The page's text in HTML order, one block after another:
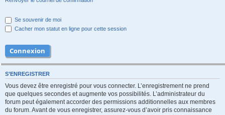
Se souvenir de moi
Cacher mon statut en ligne pour cette session
S’ENREGISTRER
Vous devez être enregistré pour vous connecter. L’enregistrement ne prend
que quelques secondes et augmente vos possibilités. L’administrateur du
forum peut également accorder des permissions additionnelles aux membres
du forum. Avant de vous enregistrer, assurez-vous d’avoir pris connaissance